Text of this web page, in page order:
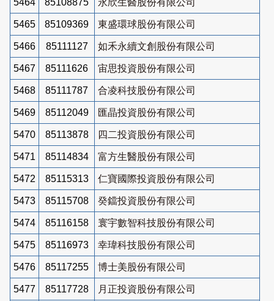
5465 85109369 東盛環球股份有限公司
5466 85111127 如禾永續文創股份有限公司
5467 85111626 宙思投資股份有限公司
5468 85111787 合凌科技股份有限公司
5469 85112049 匯晶投資股份有限公司
5470 85113878 四二投資股份有限公司
5471 85114834 富方生醫股份有限公司
5472 85115313 仁寶國際投資股份有限公司
5473 85115708 癸鐺投資股份有限公司
5474 85116158 寰宇數智科技股份有限公司
5475 85116973 幸瑋科技股份有限公司
5476 85117255 博士美股份有限公司
5477 85117728 月正投資股份有限公司